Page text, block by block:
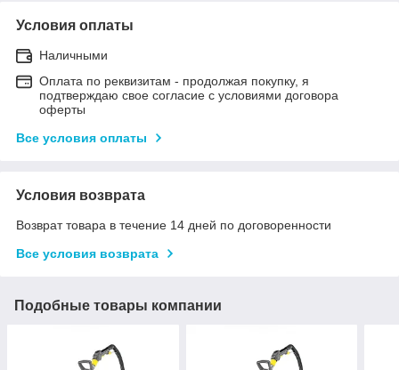
Условия оплаты
Наличными
Оплата по реквизитам - продолжая покупку, я
подтверждаю свое согласие с условиями договора
оферты
Все условия оплаты
Условия возврата
Возврат товара в течение 14 дней по договоренности
Все условия возврата
Подобные товары компании